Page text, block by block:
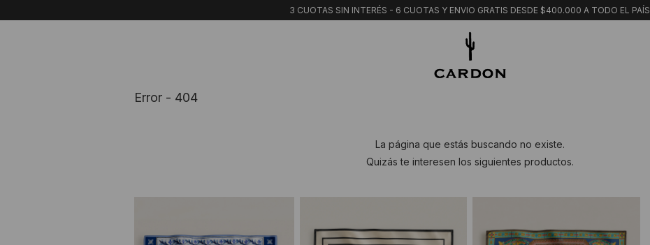
3 CUOTAS SIN INTERÉS - 6 CUOTAS Y ENVIO GRATIS DESDE $400.000 A TODO EL PAÍS
Error - 404
La página que estás buscando no existe.
Quizás te interesen los siguientes productos.